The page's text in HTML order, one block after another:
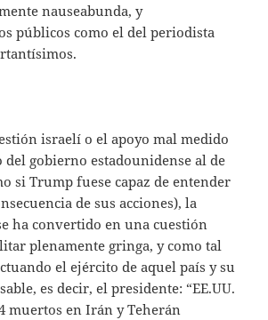
nauseabunda, y
públicos como el del periodista
israelí o el apoyo mal medido
del gobierno estadounidense al de
si Trump fuese capaz de entender
de sus acciones), la
ha convertido en una cuestión
plenamente gringa, y como tal
el ejército de aquel país y su
es decir, el presidente: “EE.UU.
muertos en Irán y Teherán